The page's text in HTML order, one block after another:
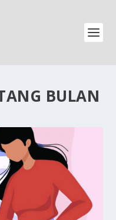
BULAN